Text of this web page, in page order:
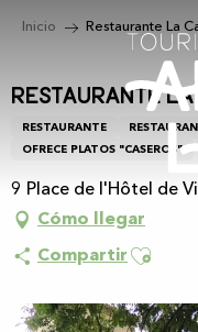
principal
Inicio Restaurante La
Restaurante
RESTAURANTE
OFRECE PLATOS "CASEROS"
9 Place de l'Hôtel de
Cómo llegar
Compartir Ajouter